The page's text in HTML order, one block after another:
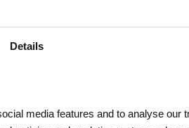
Details
media features and to analyse our